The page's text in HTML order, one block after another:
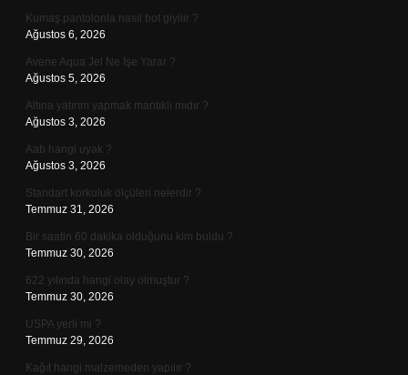
Kumaş pantolonla nasıl bot giyilir ?
Ağustos 6, 2026
Avene Aqua Jel Ne İşe Yarar ?
Ağustos 5, 2026
Altına yatırım yapmak mantıklı mıdır ?
Ağustos 3, 2026
Aab hangi uyak ?
Ağustos 3, 2026
Standart korkuluk ölçüleri nelerdir ?
Temmuz 31, 2026
Bir saatin 60 dakika olduğunu kim buldu ?
Temmuz 30, 2026
622 yılında hangi olay olmuştur ?
Temmuz 30, 2026
USPA yerli mi ?
Temmuz 29, 2026
Kağıt hangi malzemeden yapılır ?